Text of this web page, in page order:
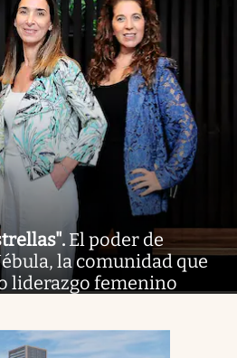
. El poder de
la comunidad que
liderazgo femenino